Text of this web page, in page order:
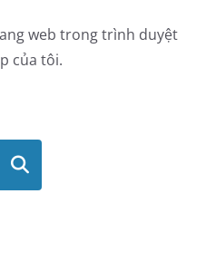
web trong trình duyệt
của tôi.
Tìm
kiếm